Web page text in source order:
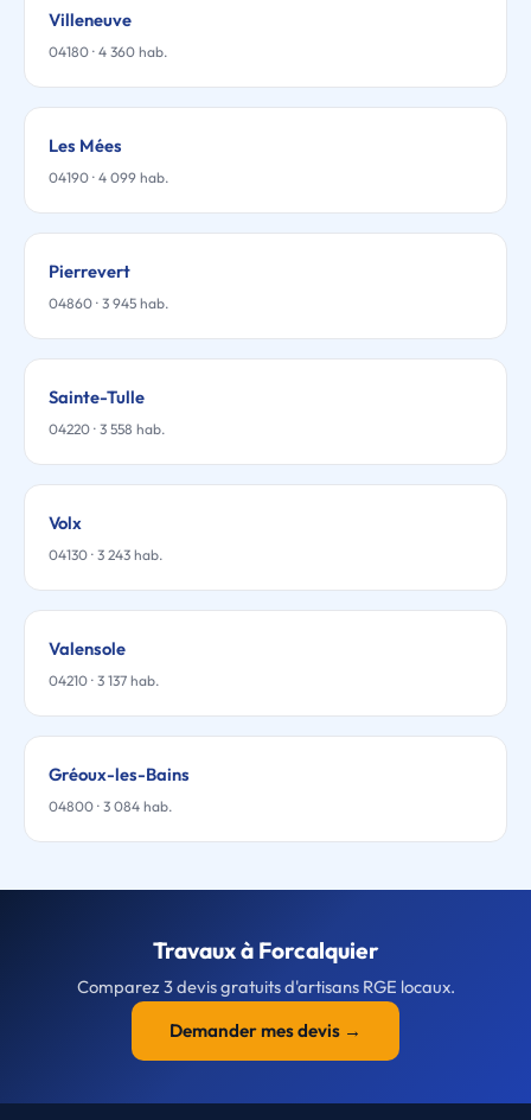
Villeneuve
04180 · 4 360 hab.
Les Mées
04190 · 4 099 hab.
Pierrevert
04860 · 3 945 hab.
Sainte-Tulle
04220 · 3 558 hab.
Volx
04130 · 3 243 hab.
Valensole
04210 · 3 137 hab.
Gréoux-les-Bains
04800 · 3 084 hab.
Travaux à Forcalquier
Comparez 3 devis gratuits d'artisans RGE locaux.
Demander mes devis →